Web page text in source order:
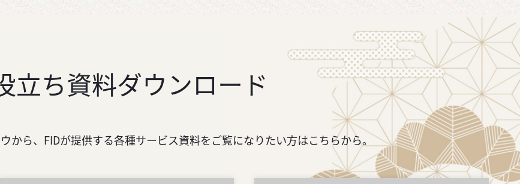
立ち資料ダウンロード
から、FIDが提供する各種サービス資料をご覧になりたい方はこちらから。